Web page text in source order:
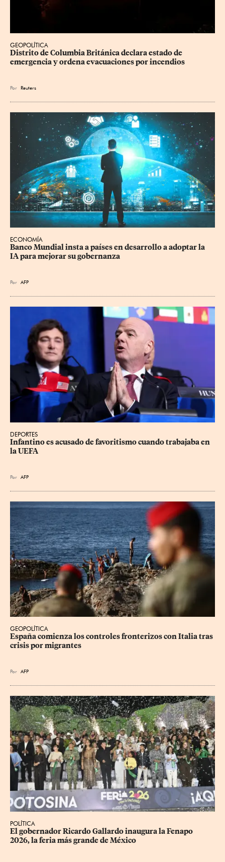
GEOPOLÍTICA
Distrito de Columbia Británica declara estado de
emergencia y ordena evacuaciones por incendios
Por Reuters
ECONOMÍA
Banco Mundial insta a países en desarrollo a adoptar la
IA para mejorar su gobernanza
Por AFP
DEPORTES
Infantino es acusado de favoritismo cuando trabajaba en
la UEFA
Por AFP
GEOPOLÍTICA
España comienza los controles fronterizos con Italia tras
crisis por migrantes
Por AFP
POLÍTICA
​El gobernador Ricardo Gallardo inaugura la Fenapo
2026, la feria más grande de México